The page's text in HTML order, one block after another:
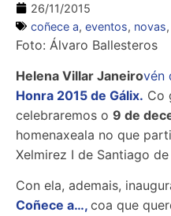
26/11/2015
coñece a, eventos, novas,
Foto: Álvaro Ballesteros
Helena Villar Janeirovén
Honra 2015 de Gálix. Co
celebraremos o 9 de
homenaxeala no que
Xelmirez I de Santiago
Con ela, ademais,
Coñece a…, coa que